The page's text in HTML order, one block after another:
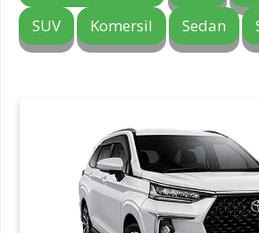
SUV
Komersil Sedan